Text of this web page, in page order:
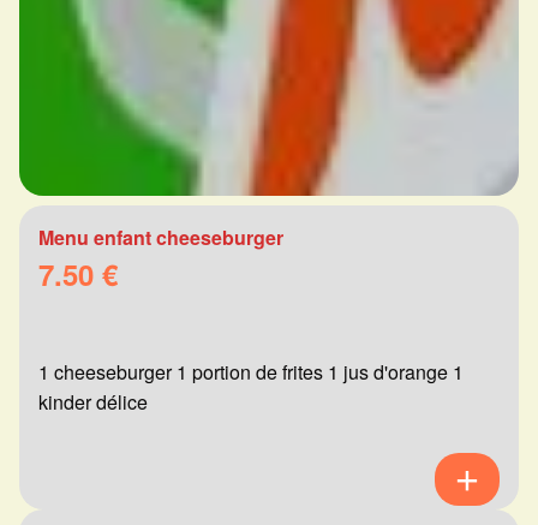
Menu enfant cheeseburger
7.50 €
1 cheeseburger 1 portion de frites 1 jus d'orange 1
kinder délice